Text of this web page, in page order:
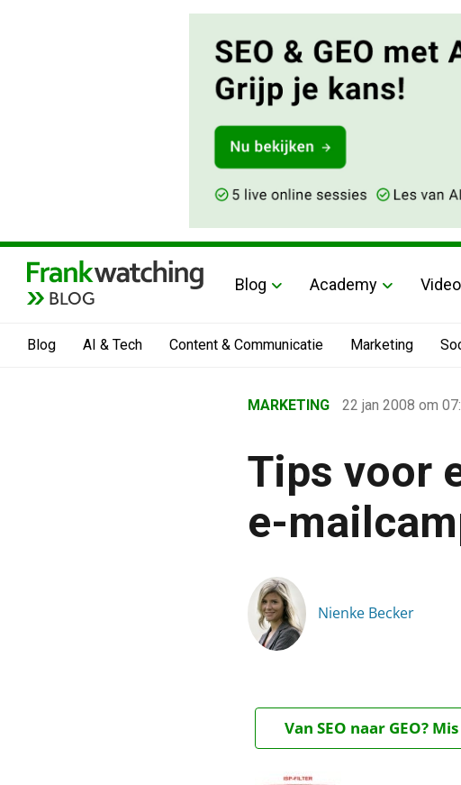
BLOG
Blog Academy
Blog AI & Tech Content & Communicatie Marketing
›
›
MARKETING 22 jan 2008 om
Tips voor
e-
Nienke Becker
Van SEO naar GEO?